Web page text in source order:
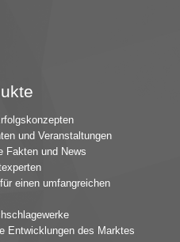
und Veranstaltungen
Fakten und News
einen umfangreichen
Entwicklungen des Marktes